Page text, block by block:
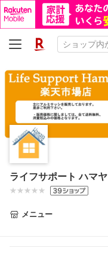
ライフサポート ハマヤ
メニュー